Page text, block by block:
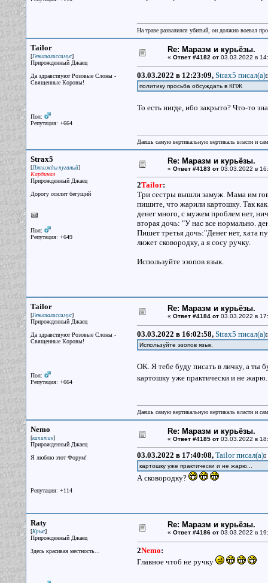
На траве развалился убитый, он должно воевал
Tailor
[Гениталиссимус]
Прирожденный Джаец
Да здравствуют Розовые Слоны -
Священные Коровы!
Пол:
Репутация: +664
Re: Маразм и курьёзы.
« Ответ #4182 от03.03.2022 в
03.03.2022 в 12:23:09, Strax5 писал(a):
политику просьба обсуждать в КПЖ
То есть нигде, ибо закрыто? Что-то
Даешь самую вертикальную вертикаль власти и
Strax5
[Пятижды пуганый]
Кардинал
Прирожденный Джаец
Дорогу осилит бегущий
Пол:
Репутация: +649
Re: Маразм и курьёзы.
« Ответ #4183 от03.03.2022 в
2Tailor:
Три сестры вышли замуж. Мама им
пишите, что жарили картошку. Так
денег много, с мужем проблем нет,
вторая дочь: "У нас все нормально.
Пишет третья дочь:"Денег нет, хата
лижет сковородку, а я сосу ручку.
Используйте эзопов язык.
Tailor
[Гениталиссимус]
Прирожденный Джаец
Да здравствуют Розовые Слоны -
Священные Коровы!
Пол:
Репутация: +664
Re: Маразм и курьёзы.
« Ответ #4184 от03.03.2022 в
03.03.2022 в 16:02:58, Strax5 писал(a):
Используйте эзопов язык.
ОК. Я тебе буду писать в личку, а ты
картошку уже практически и не
Даешь самую вертикальную вертикаль власти и
Nemo
[капитан]
Прирожденный Джаец
Я люблю этот Форум!
Репутация: +114
Re: Маразм и курьёзы.
« Ответ #4185 от03.03.2022 в
03.03.2022 в 17:40:08, Tailor писал(a):
картошку уже практически и не жарю...
А сковородку?
Raty
[Крыс]
Прирожденный Джаец
Здесь красивая местность...
Re: Маразм и курьёзы.
« Ответ #4186 от03.03.2022 в
2Nemo:
Главное чтоб не ручку